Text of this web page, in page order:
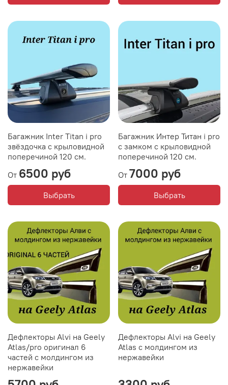
Багажник Inter Titan i pro
звёздочка с крыловидной
поперечиной 120 см.
От 6500 руб
Выбрать
Багажник Интер Титан i pro
с замком с крыловидной
поперечиной 120 см.
От 7000 руб
Выбрать
Дефлекторы Alvi на Geely
Atlas/pro оригинал 6
частей с молдингом из
нержавейки
Дефлекторы Alvi на Geely
Atlas с молдингом из
нержавейки